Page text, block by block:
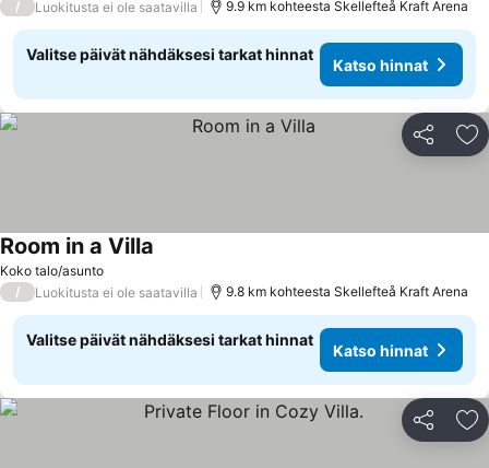
/ Luokitusta ei ole saatavilla 9.9 km kohteesta Skellefteå Kraft Arena
Valitse päivät nähdäksesi tarkat hinnat
Katso hinnat
Jaa
Koko talo/asunto
Room in a Villa
/ Luokitusta ei ole saatavilla 9.8 km kohteesta Skellefteå Kraft Arena
Valitse päivät nähdäksesi tarkat hinnat
Katso hinnat
Jaa